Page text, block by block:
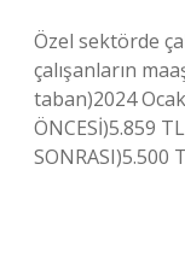
Özel sektörde
çalışanların
taban)2024
ÖNCESİ)5.859
SONRASI)5.500